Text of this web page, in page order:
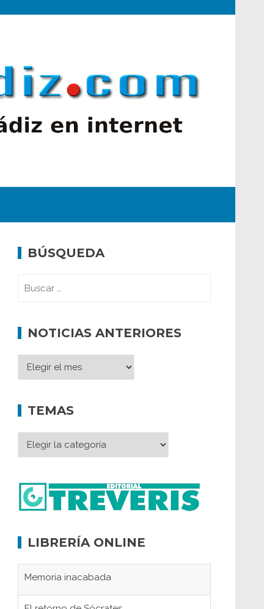
BÚSQUEDA
NOTICIAS ANTERIORES
TEMAS
LIBRERÍA ONLINE
Memoria inacabada